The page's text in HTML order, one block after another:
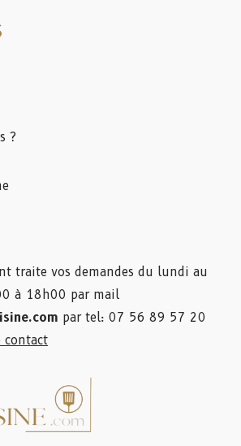
?
traite vos demandes du lundi au
à 18h00 par mail
par tel: 07 56 89 57 20
contact